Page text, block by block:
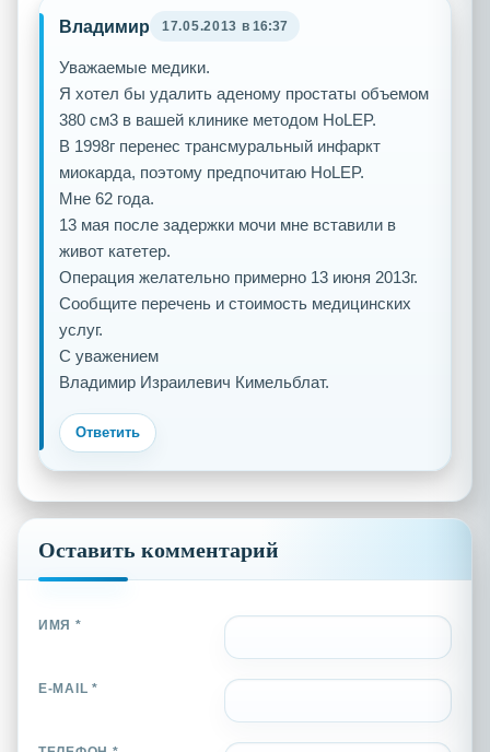
Владимир 17.05.2013 в 16:37
Уважаемые медики.
Я хотел бы удалить аденому простаты объемом
380 см3 в вашей клинике методом HoLEP.
В 1998г перенес трансмуральный инфаркт
миокарда, поэтому предпочитаю HoLEP.
Мне 62 года.
13 мая после задержки мочи мне вставили в
живот катетер.
Операция желательно примерно 13 июня 2013г.
Сообщите перечень и стоимость медицинских
услуг.
С уважением
Владимир Израилевич Кимельблат.
Ответить
Оставить комментарий
ИМЯ *
E-MAIL *